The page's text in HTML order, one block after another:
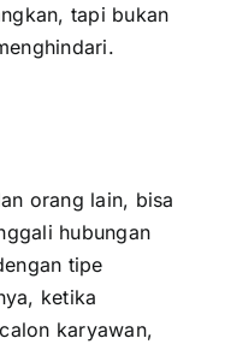
tapi bukan
orang lain, bisa
hubungan
tipe
ketika
karyawan,